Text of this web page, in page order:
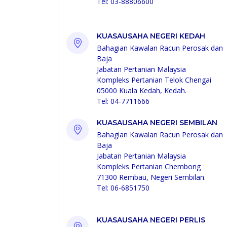
KUASAUSAHA NEGERI KEDAH
Bahagian Kawalan Racun Perosak dan
Baja
Jabatan Pertanian Malaysia
Kompleks Pertanian Telok Chengai
05000 Kuala Kedah, Kedah.
Tel: 04-7711666
KUASAUSAHA NEGERI SEMBILAN
Bahagian Kawalan Racun Perosak dan
Baja
Jabatan Pertanian Malaysia
Kompleks Pertanian Chembong
71300 Rembau, Negeri Sembilan.
Tel: 06-6851750
KUASAUSAHA NEGERI PERLIS